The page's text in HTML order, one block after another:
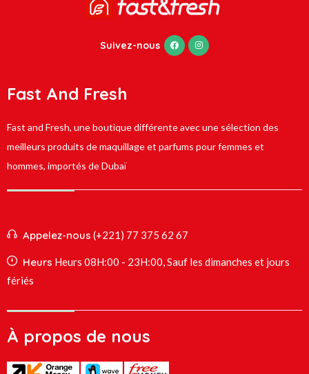
Suivez-nous
Fast And Fresh
Fast and Fresh, une boutique différente avec une sélection des
meilleurs produits de maquillage et parfums pour femmes et
hommes, importés de Dubaï
Appelez-nous (+221) 77 375 62 67
Heurs Heurs 08H:00 - 23H:00, Sauf les dimanches et jours
fériés
À propos de nous